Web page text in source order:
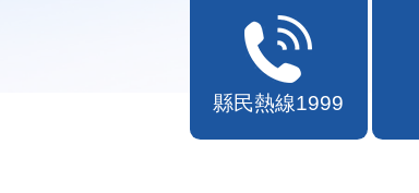
縣民熱線1999